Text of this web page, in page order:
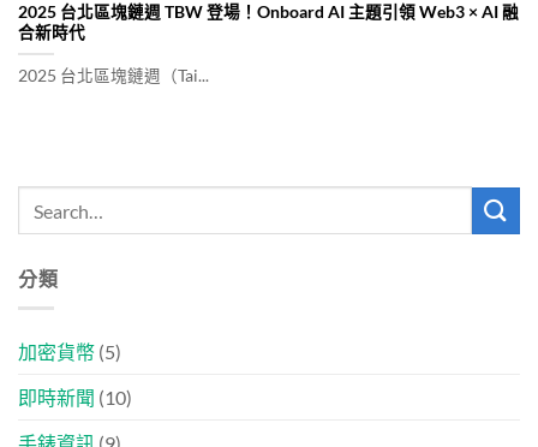
2025 台北區塊鏈週 TBW 登場！Onboard AI 主題引領 Web3 × AI 融
合新時代
2025 台北區塊鏈週（Tai...
分類
加密貨幣 (5)
即時新聞 (10)
手錶資訊 (9)